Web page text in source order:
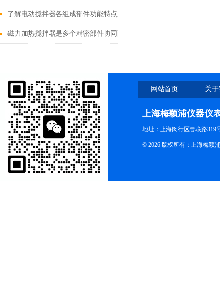
了解电动搅拌器各组成部件功能特点才能更好的使用它
磁力加热搅拌器是多个精密部件协同配合的智慧结晶
网站首页 关
上海梅颖浦仪器仪
地址：上海闵行区曹联路319
© 2026 版权所有：上海梅颖